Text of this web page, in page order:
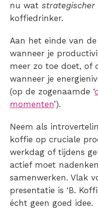
nu wat strategischer
koffiedrinker.
Aan het einde van
wanneer je
meer zo toe doet, of
wanneer je
(op de zogenaamde ‘
momenten’).
Neem als
koffie op cruciale
werkdag of tijdens
actief moet
samenwerken. Vlak
presentatie is ‘B.
écht geen goed idee.